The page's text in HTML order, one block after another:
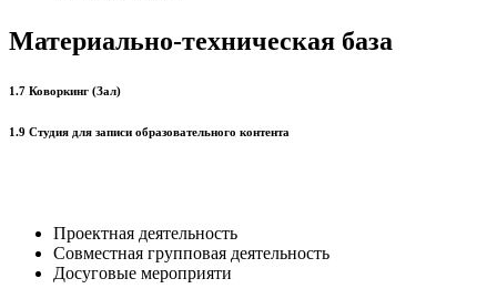
Материально-техническая база
1.7 Коворкинг (Зал)
1.9 Студия для записи образовательного контента
Проектная деятельность
Совместная групповая деятельность
Досуговые мероприяти